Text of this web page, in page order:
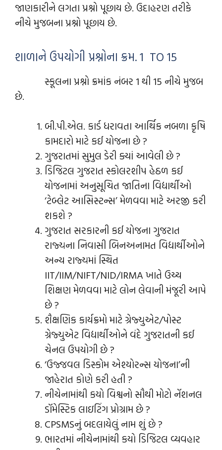
જાણકારીને લગતા પ્રશ્નો પૂછાય છે. ઉદાહરણ તરીકે
નીચે મુજબના પ્રશ્નો પૂછાય છે.
શાળાને ઉપયોગી પ્રશ્નોના ક્રમ. 1 TO 15
સ્કૂલના પ્રશ્નો ક્રમાંક નંબર 1 થી 15 નીચે મુજબ
છે.
બી.પી.એલ. કાર્ડ ધરાવતા આર્થિક નબળા કૃષિ
કામદારો માટે કઈ યોજના છે ?
ગુજરાતમાં સુમુલ ડેરી ક્યાં આવેલી છે ?
ડિજિટલ ગુજરાત સ્કોલરશીપ હેઠળ કઈ
યોજનામાં અનુસૂચિત જાતિના વિદ્યાર્થીઓ
‘ટેબ્લેટ આસિસ્ટન્સ’ મેળવવા માટે અરજી કરી
શકશે ?
ગુજરાત સરકારની કઈ યોજના ગુજરાત
રાજ્યના નિવાસી બિનઅનામત વિદ્યાર્થીઓને
અન્ય રાજ્યમાં સ્થિત
IIT/IIM/NIFT/NID/IRMA ખાતે ઉચ્ચ
શિક્ષણ મેળવવા માટે લોન લેવાની મંજૂરી આપે
છે ?
શૈક્ષણિક કાર્યક્રમો માટે ગ્રેજ્યુએટ/પોસ્ટ
ગ્રેજ્યુએટ વિદ્યાર્થીઓને વંદે ગુજરાતની કઈ
ચેનલ ઉપયોગી છે ?
‘ઉજ્જવલ ડિસ્કોમ એશ્યોરન્સ યોજના’ની
જાહેરાત કોણે કરી હતી ?
નીચેનામાંથી કયો વિશ્વનો સૌથી મોટો નૅશનલ
ડૉમેસ્ટિક લાઇટિંગ પ્રોગ્રામ છે ?
CPSMSનું બદલાયેલું નામ શું છે ?
ભારતમાં નીચેનામાંથી કયો ડિજિટલ વ્યવહાર